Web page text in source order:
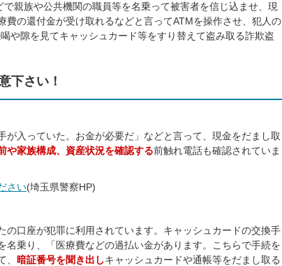
親族や公共機関の職員等を名乗って被害者を信じ込ませ、現
費の還付金が受け取れるなどと言ってATMを操作させ、犯人の
や隙を見てキャッシュカード等をすり替えて盗み取る詐欺盗
下さい！
入っていた。お金が必要だ」などと言って、現金をだまし取
や家族構成、資産状況を確認する前触れ電話も確認されていま
さい(埼玉県警察HP)
の口座が犯罪に利用されています。キャッシュカードの交換手
名乗り、「医療費などの過払い金があります。こちらで手続を
暗証番号を聞き出しキャッシュカードや通帳等をだまし取る